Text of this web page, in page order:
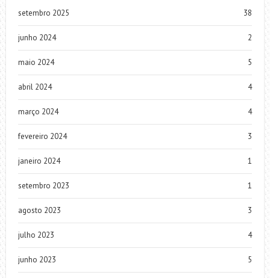
setembro 2025 38
junho 2024 2
maio 2024 5
abril 2024 4
março 2024 4
fevereiro 2024 3
janeiro 2024 1
setembro 2023 1
agosto 2023 3
julho 2023 4
junho 2023 5